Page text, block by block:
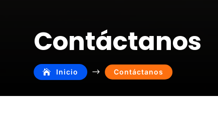
Contáctanos
Inicio $ Contáctanos